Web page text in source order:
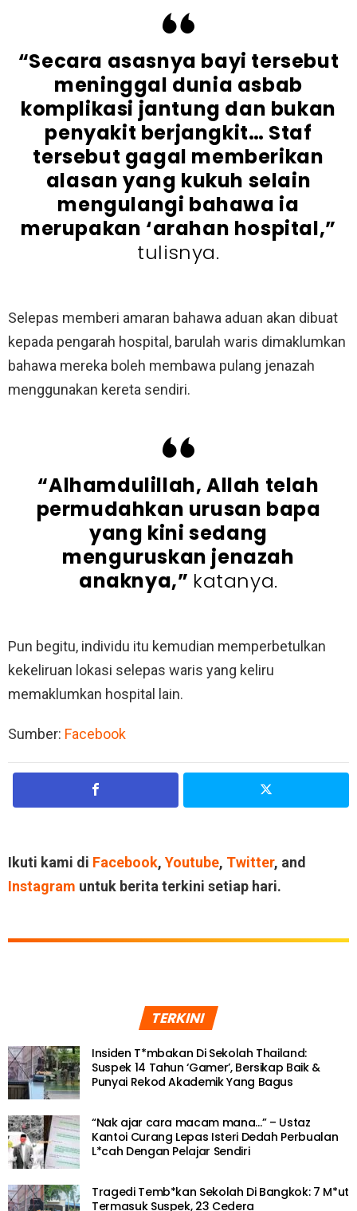
“Secara asasnya bayi tersebut
meninggal dunia asbab
komplikasi jantung dan bukan
penyakit berjangkit… Staf
tersebut gagal memberikan
alasan yang kukuh selain
mengulangi bahawa ia
merupakan ‘arahan hospital,”
tulisnya.
Selepas memberi amaran bahawa aduan akan dibuat
kepada pengarah hospital, barulah waris dimaklumkan
bahawa mereka boleh membawa pulang jenazah
menggunakan kereta sendiri.
“Alhamdulillah, Allah telah
permudahkan urusan bapa
yang kini sedang
menguruskan jenazah
anaknya,” katanya.
Pun begitu, individu itu kemudian memperbetulkan
kekeliruan lokasi selepas waris yang keliru
memaklumkan hospital lain.
Sumber: Facebook
Ikuti kami di Facebook, Youtube, Twitter, and
Instagram untuk berita terkini setiap hari.
TERKINI
Insiden T*mbakan Di Sekolah Thailand:
Suspek 14 Tahun ‘Gamer’, Bersikap Baik &
Punyai Rekod Akademik Yang Bagus
“Nak ajar cara macam mana…” – Ustaz
Kantoi Curang Lepas Isteri Dedah Perbualan
L*cah Dengan Pelajar Sendiri
Tragedi Temb*kan Sekolah Di Bangkok: 7 M*ut
Termasuk Suspek, 23 Cedera